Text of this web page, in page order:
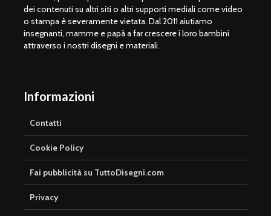
dei contenuti su altri siti o altri supporti mediali come video
o stampa è severamente vietata. Dal 2011 aiutiamo
insegnanti, mamme e papà a far crescere i loro bambini
attraverso i nostri disegni e materiali.
Informazioni
Contatti
Cookie Policy
Fai pubblicità su TuttoDisegni.com
Privacy